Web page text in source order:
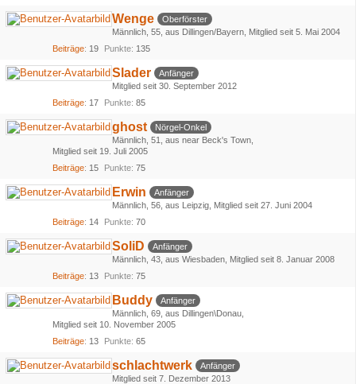
Wenge
Oberförster
Männlich 55 aus Dillingen/Bayern Mitglied seit 5. Mai 2004
Beiträge 19 Punkte 135
Slader
Anfänger
Mitglied seit 30. September 2012
Beiträge 17 Punkte 85
ghost
Nörgel-Onkel
Männlich 51
aus near Beck's Town
Mitglied seit 19. Juli 2005
Beiträge 15 Punkte 75
Erwin
Anfänger
Männlich 56 aus Leipzig Mitglied seit 27. Juni 2004
Beiträge 14 Punkte 70
SoliD
Anfänger
Männlich 43 aus Wiesbaden Mitglied seit 8. Januar 2008
Beiträge 13 Punkte 75
Buddy
Anfänger
Männlich 69 aus Dillingen\Donau
Mitglied seit 10. November 2005
Beiträge 13 Punkte 65
schlachtwerk
Anfänger
Mitglied seit 7. Dezember 2013